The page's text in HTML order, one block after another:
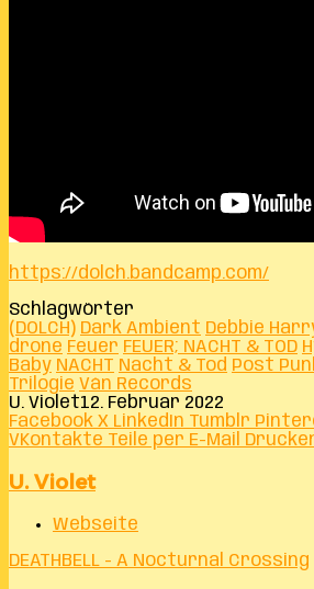
https://dolch.bandcamp.com/
Schlagwörter
(DOLCH) Dark Ambient Debbie
drone Feuer FEUER; NACHT & TOD
Baby NACHT Nacht & Tod Post
Trilogie Ván Records
U. Violet12. Februar 2022
Facebook X LinkedIn Tumblr
VKontakte Teile per E-Mail
U. Violet
Webseite
DEATHBELL - A Nocturnal Crossing